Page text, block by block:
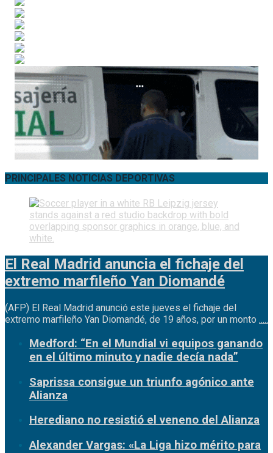
PRINCIPALES NOTICIAS DEPORTIVAS
El Real Madrid anuncia el fichaje del
extremo marfileño Yan Diomandé
(AFP) El Real Madrid anunció este jueves el fichaje del
extremo marfileño Yan Diomandé, de 19 años, por un monto .....
Medford: “En el Mundial vi equipos ganando
en el último minuto y nadie decía nada”
Saprissa consigue un triunfo agónico ante
Alianza
Herediano no resistió el veneno del Alianza
Alexander Vargas: «La Liga hizo mérito para